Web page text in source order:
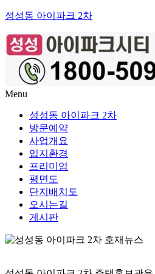
성성동 아이파크 2차
Menu
성성동 아이파크 2차
방문예약
사업개요
입지환경
프리미엄
평면도
단지배치도
오시는길
게시판